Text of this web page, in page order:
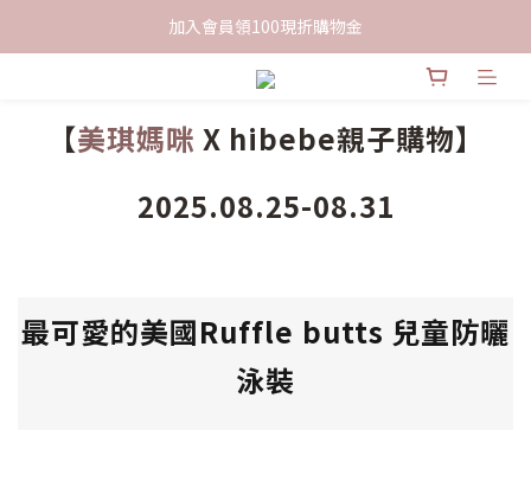
限時下單送餅乾乙包，滿$999免運
加入會員領100現折購物金
限時下單送餅乾乙包，滿$999免運
【美琪媽咪 X hibebe親子購物】
2025.08.25-08.31
最可愛的美國Ruffle butts 兒童防曬
泳裝